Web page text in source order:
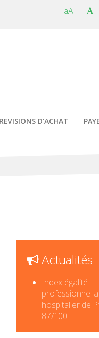
aA
D'ACHAT
Actualités
Index égalité
professionnel
hospitalier de
87/100